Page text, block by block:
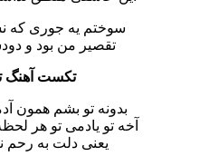
سوختم یه جوری که
تقصیر من بود و
تکست آهنگ
بدونه تو بشم همون
آخه تو یادمی تو هر
یعنی دلت به رحم